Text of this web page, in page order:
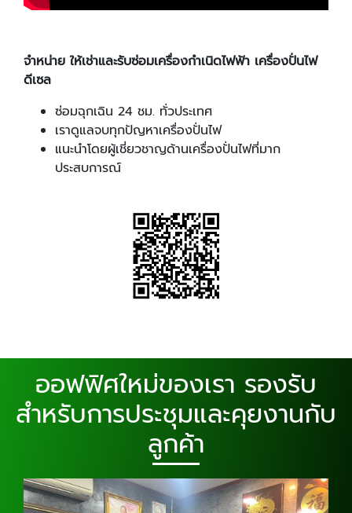
จำหน่าย ให้เช่าและรับซ่อมเครื่องกำเนิดไฟฟ้า เครื่องปั่นไฟ
ดีเซล
ซ่อมฉุกเฉิน 24 ชม. ทั่วประเทศ
เราดูแลจบทุกปัญหาเครื่องปั่นไฟ
แนะนำโดยผู้เชี่ยวชาญด้านเครื่องปั่นไฟที่มาก
ประสบการณ์
ออฟฟิศใหม่ของเรา รองรับ
สำหรับการประชุมและคุยงานกับ
ลูกค้า